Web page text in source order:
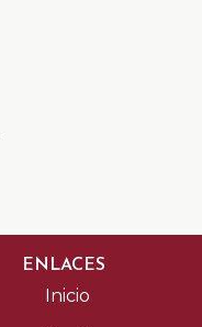
ENLACES
Inicio